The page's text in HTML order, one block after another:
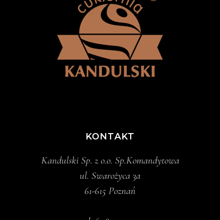
KONTAKT
Kandulski Sp. z o.o. Sp.Komandytowa
ul. Swarożyca 3a
61-615 Poznań